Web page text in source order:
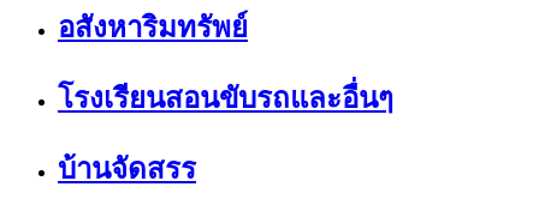
อสังหาริมทรัพย์
โรงเรียนสอนขับรถและอื่นๆ
บ้านจัดสรร